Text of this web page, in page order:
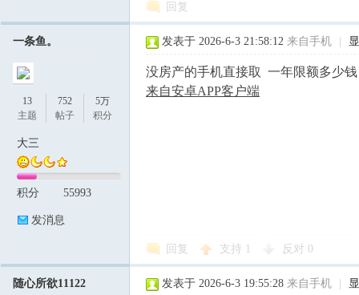
回复
一条鱼。
13
主题
752
帖子
5万
积分
大三
积分 55993
发消息
发表于 2026-6-3 21:58:12 来自手机
没房产的手机直接取 一年限额多少
来自安卓APP客户端
回复 支持 反对 0
随心所欲11122 发表于 2026-6-3 19:55:28 来自手机